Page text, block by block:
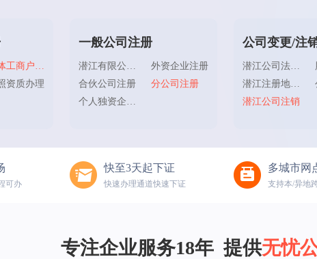
个体工商户地址
资质办理
一般公司注册
潜江有限公司注册
外资企业注册
合伙公司注册
分公司注册
个人独资企业注册
公司变更/注
潜江公司法人变更
潜江注册地址变更
潜江公司注销
可办
快至3天起下证
快速办理通道快速下证
多城市网
支持本/异地
专注企业服务18年  提供无忧